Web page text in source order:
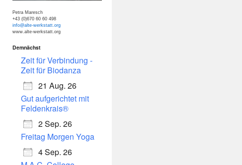
iCalendar
Petra Maresch
+43 (0)670 60 60 498
info@alte-werkstatt.org
www.alte-werkstatt.org
Demnächst
Zeit für Verbindung -
Zeit für Biodanza
21 Aug. 26
Gut aufgerichtet mit
Feldenkrais®
2 Sep. 26
Freitag Morgen Yoga
4 Sep. 26